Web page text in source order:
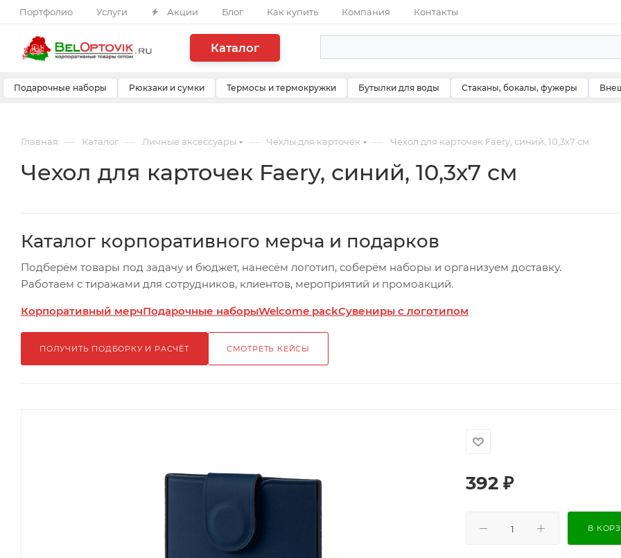
Портфолио Услуги Акции Блог Как купить Компания Контакты
Каталог
Подарочные наборы Рюкзаки и сумки Термосы и термокружки Бутылки для воды Стаканы, бокалы, фужеры
Главная — Каталог — Личные аксессуары — Чехлы для карточек — Чехол для карточек Faery, синий, 10,3х7 см
Чехол для карточек Faery, синий, 10,3х7 см
Каталог корпоративного мерча и подарков
Подберём товары под задачу и бюджет, нанесём логотип, соберём наборы и организуем доставку.
Работаем с тиражами для сотрудников, клиентов, мероприятий и промоакций.
Корпоративный мерчПодарочные наборыWelcome packСувениры с логотипом
ПОЛУЧИТЬ ПОДБОРКУ И РАСЧЁТ СМОТРЕТЬ КЕЙСЫ
392 ₽
В